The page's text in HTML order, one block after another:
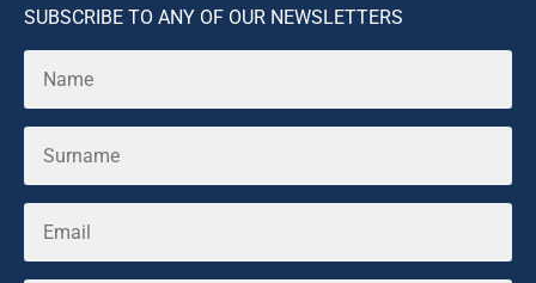
SUBSCRIBE TO ANY OF OUR NEWSLETTERS